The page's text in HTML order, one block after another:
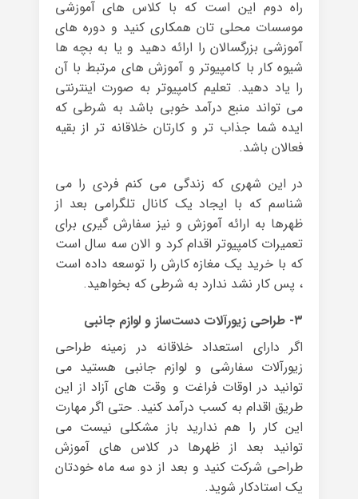
راه دوم این است که با کلاس های آموزشی
موسسات محلی تان همکاری کنید و دوره های
آموزشی بزرگسالان را ارائه دهید و یا به بچه ها
شیوه کار با کامپیوتر و آموزش های مرتبط با آن
را یاد دهید. تعلیم کامپیوتر به صورت اینترنتی
می تواند منبع درآمد خوبی باشد به شرطی که
ایده شما جذاب تر و کارتان خلاقانه تر از بقیه
فعالان باشد.
در این شهری که زندگی می کنم فردی را می
شناسم که با ایجاد یک کانال تلگرامی بعد از
ظهرها به ارائه آموزش و نیز سفارش گیری برای
تعمیرات کامپیوتر اقدام کرد و الان سه سال است
که با خرید یک مغازه کارش را توسعه داده است
، پس کار نشد ندارد به شرطی که بخواهید.
۳- طراحی زیورآلات دست‌ساز و لوازم جانبی
اگر دارای استعداد خلاقانه در زمینه طراحی
زیورآلات سفارشی و لوازم جانبی هستید می
توانید در اوقات فراغت و وقت های آزاد از این
طریق اقدام به کسب درآمد کنید. حتی اگر مهارت
این کار را هم ندارید باز مشکلی نیست می
توانید بعد از ظهرها در کلاس های آموزش
طراحی شرکت کنید و بعد از دو سه ماه خودتان
یک استادکار شوید.